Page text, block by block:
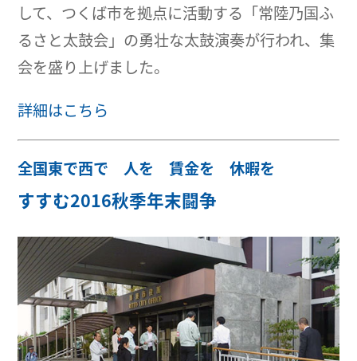
して、つくば市を拠点に活動する「常陸乃国ふ
るさと太鼓会」の勇壮な太鼓演奏が行われ、集
会を盛り上げました。
詳細はこちら
全国東で西で 人を 賃金を 休暇を
すすむ2016秋季年末闘争